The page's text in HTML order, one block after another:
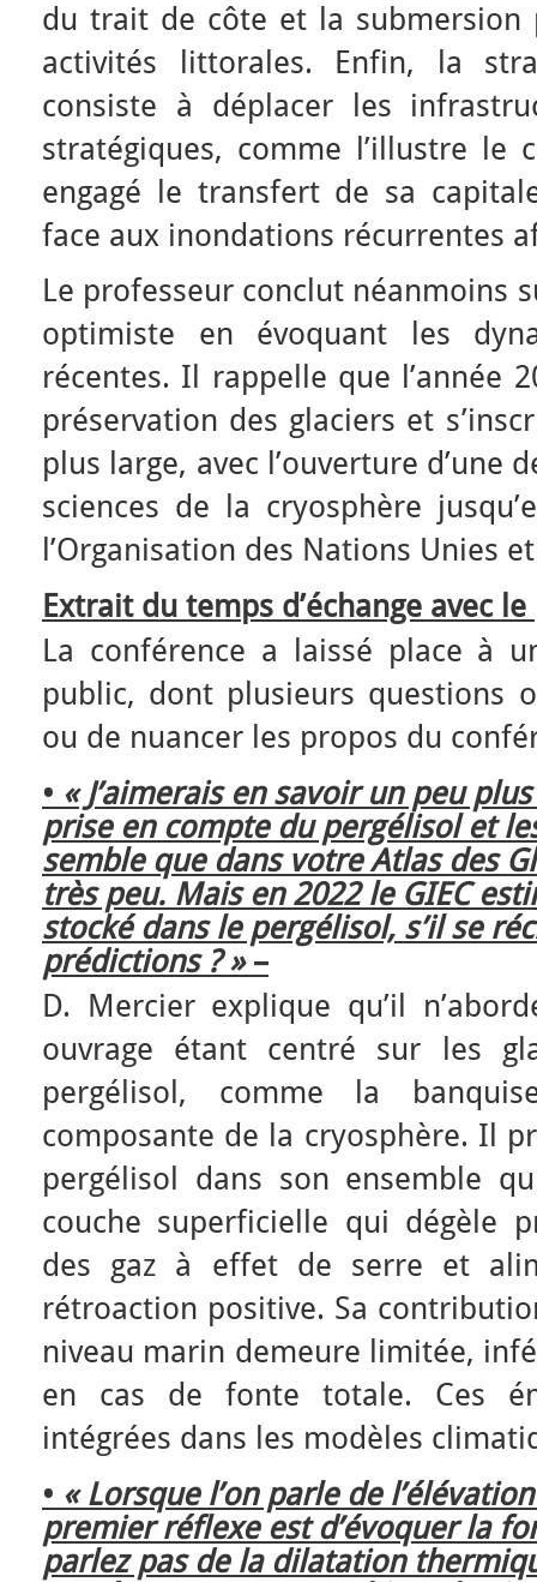
du trait de côte et la submersion
activités littorales. Enfin, la
consiste à déplacer les
stratégiques, comme l’illustre le
engagé le transfert de sa
face aux inondations récurrentes
Le professeur conclut néanmoins
optimiste en évoquant les
récentes. Il rappelle que l’année
préservation des glaciers et
plus large, avec l’ouverture d’une
sciences de la cryosphère
l’Organisation des Nations Unies et
Extrait du temps d’échange avec
La conférence a laissé place à
public, dont plusieurs questions
ou de nuancer les propos du
• « J’aimerais en savoir un peu
prise en compte du pergélisol et
semble que dans votre Atlas des
très peu. Mais en 2022 le GIEC
stocké dans le pergélisol, s’il se
prédictions ? »–
D. Mercier explique qu’il
ouvrage étant centré sur les
pergélisol, comme la
composante de la cryosphère. Il
pergélisol dans son ensemble
couche superficielle qui dégèle
des gaz à effet de serre et
rétroaction positive. Sa
niveau marin demeure limitée,
en cas de fonte totale. Ces
intégrées dans les modèles
• « Lorsque l’on parle de
premier réflexe est d’évoquer la
parlez pas de la dilatation